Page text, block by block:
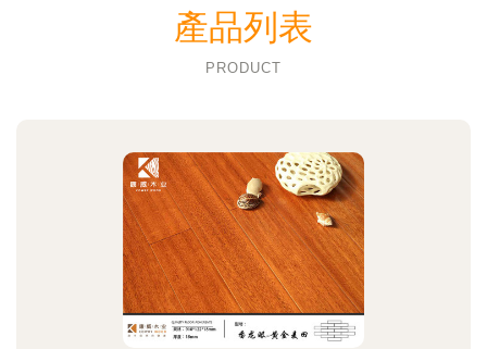
產品列表
PRODUCT